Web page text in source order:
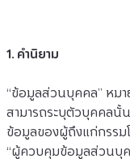
1. คำนิยาม
“ข้อมูลส่วนบุคคล” หม
สามารถระบุตัวบุคคลนั้
ข้อมูลของผู้ถึงแก่กรรม
“ผู้ควบคุมข้อมูลส่วนบุ